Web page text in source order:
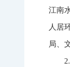
江南
人居
局、